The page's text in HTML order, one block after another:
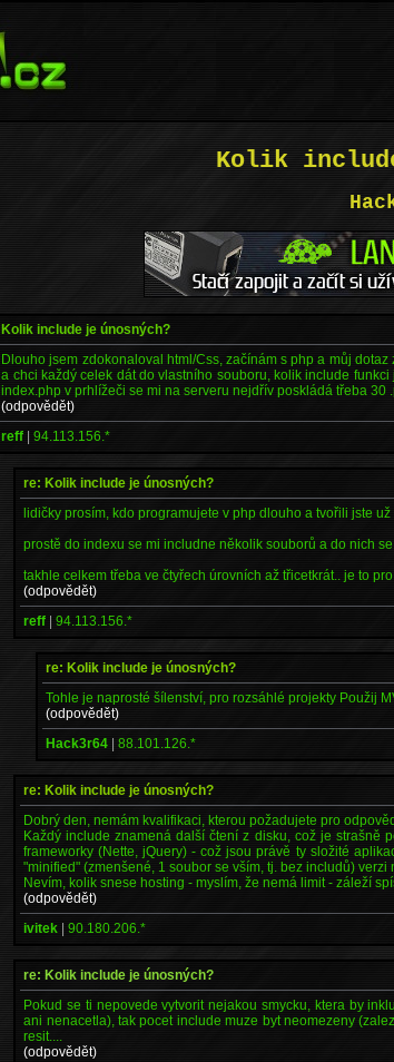
Kolik
Kolik include je únosných?
Dlouho jsem zdokonaloval html/Css, začínám s php a můj
a chci každý celek dát do vlastního souboru, kolik include
index.php v prhlížeči se mi na serveru nejdřív poskládá třeba 30
(odpovědět)
reff |94.113.156.*
re: Kolik include je únosných?
lidičky prosím, kdo programujete v php dlouho a tvořili jste už
prostě do indexu se mi includne několik souborů a do nich
takhle celkem třeba ve čtyřech úrovních až třicetkrát.. je to
(odpovědět)
reff |94.113.156.*
re: Kolik include je únosných?
Tohle je naprosté šílenství, pro rozsáhlé projekty Použij
(odpovědět)
Hack3r64 |88.101.126.*
re: Kolik include je únosných?
Dobrý den, nemám kvalifikaci, kterou požadujete pro
Každý include znamená další čtení z disku, což je strašně
frameworky (Nette, jQuery) - což jsou právě ty složité
"minified" (zmenšené, 1 soubor se vším, tj. bez includů)
Nevím, kolik snese hosting - myslím, že nemá limit - záleží
(odpovědět)
ivitek |90.180.206.*
re: Kolik include je únosných?
Pokud se ti nepovede vytvorit nejakou smycku, ktera by
ani nenacetla), tak pocet include muze byt neomezeny
resit....
(odpovědět)